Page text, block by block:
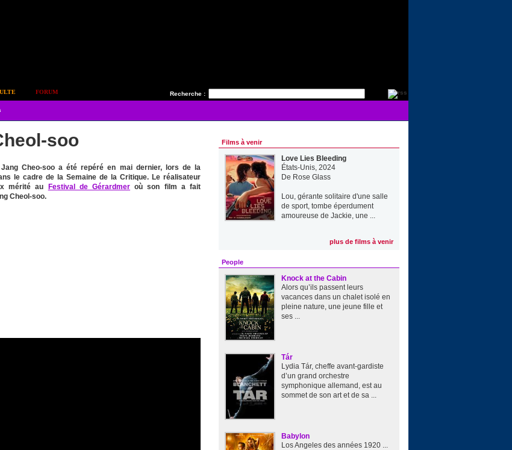
Recherche :
FORUM
soo
Cheo-soo a été repéré en mai dernier, lors de la
le cadre de la Semaine de la Critique. Le réalisateur
mérité au
Festival de Gérardmer où son film a fait
Cheol-soo.
Films à venir
Love Lies Bleeding
États-Unis, 2024
De Rose Glass
Lou, gérante solitaire d'une salle
de sport, tombe éperdument
amoureuse de Jackie, une ...
plus de films à venir
People
Knock at the Cabin
Alors qu’ils passent leurs
vacances dans un chalet isolé en
pleine nature, une jeune fille et
ses ...
Tár
Lydia Tár, cheffe avant-gardiste
d’un grand orchestre
symphonique allemand, est au
sommet de son art et de sa ...
Babylon
Los Angeles des années 1920 ...